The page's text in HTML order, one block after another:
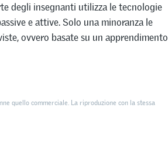
degli insegnanti utilizza le tecnologie
e attive. Solo una minoranza le
ovvero basate su un apprendimento
quello commerciale. La riproduzione con la stessa